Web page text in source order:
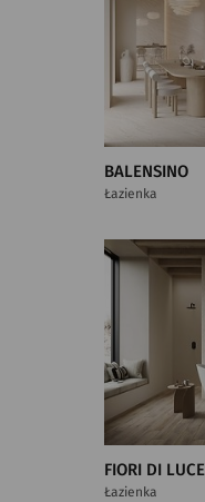
BALENSINO
Łazienka
FIORI DI LUCE
Łazienka